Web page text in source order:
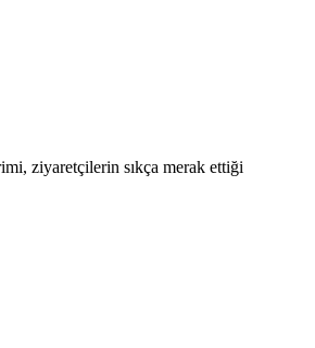
ziyaretçilerin sıkça merak ettiği